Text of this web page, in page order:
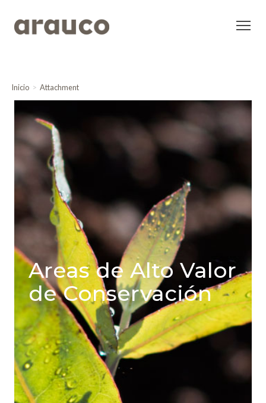
Inicio Attachment
Areas de Alto Valor
de Conservación